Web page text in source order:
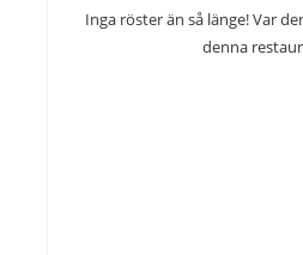
Inga röster än så länge! Var
denna